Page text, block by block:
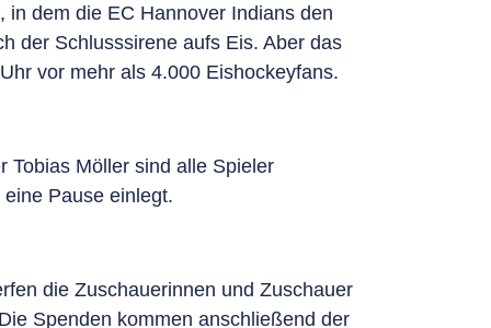
dem die EC Hannover Indians den
der Schlusssirene aufs Eis. Aber das
vor mehr als 4.000 Eishockeyfans.
Tobias Möller sind alle Spieler
Pause einlegt.
die Zuschauerinnen und Zuschauer
Spenden kommen anschließend der